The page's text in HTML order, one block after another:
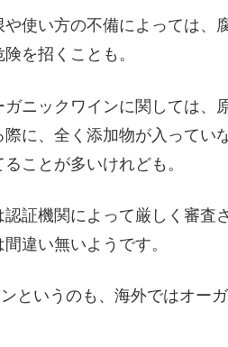
や使い方の不備によっては、
を招くことも。
ガニックワインに関しては、
際に、全く添加物が入ってい
ことが多いけれども。
認証機関によって厳しく審査
違い無いようです。
というのも、海外ではオー